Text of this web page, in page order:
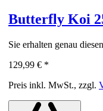
Butterfly Koi
Sie erhalten genau
129,99 € *
Preis inkl. MwSt., zzgl.